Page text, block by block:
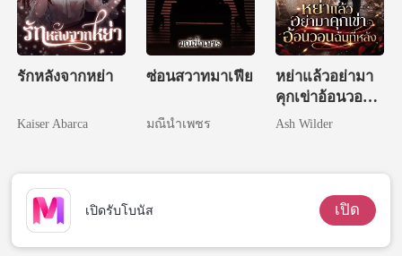
รักหลังจากหย่า
Kaiser Abarca
ซ่อนสวาทมาเฟีย
มณีน้ำเพชร
หย่าแล้วอย่ามา
คุกเข่าอ้อนวอน
ฉันทีหลัง
Ash Wilder
เปิดรับโบนัส เปิด